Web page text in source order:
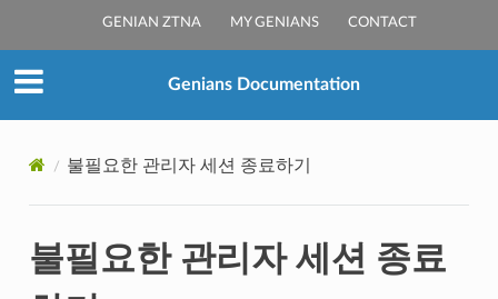
GENIAN ZTNA MY GENIANS CONTACT
Genians Documentation
불필요한 관리자 세션 종료하기
불필요한 관리자 세션 종료